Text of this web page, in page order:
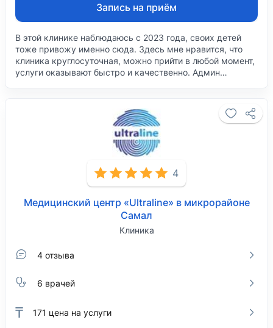
Запись на приём
В этой клинике наблюдаюсь с 2023 года, своих детей
тоже привожу именно сюда. Здесь мне нравится, что
клиника круглосуточная, можно прийти в любой момент,
услуги оказывают быстро и качественно. Админ…
4
Медицинский центр «Ultraline» в микрорайоне
Самал
Клиника
4 отзыва
6 врачей
₸ 171 цена на услуги